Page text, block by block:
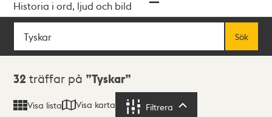
Historia i ord, ljud och bild
Sök
Sök
Sökresultat
32 träffar på Tyskar
Visa lista Visa karta Filtrera